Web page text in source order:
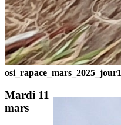
osi_rapace_mars_2025_jour1
Mardi 11
mars